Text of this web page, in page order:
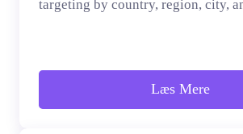
targeting by country, region, city,
Læs Mere